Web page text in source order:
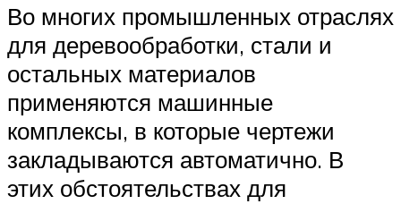
Во многих промышленных отраслях
для деревообработки, стали и
остальных материалов
применяются машинные
комплексы, в которые чертежи
закладываются автоматично. В
этих обстоятельствах для